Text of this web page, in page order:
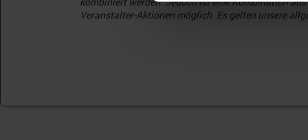
Veranstalter-Aktionen möglich. Es gelten unsere